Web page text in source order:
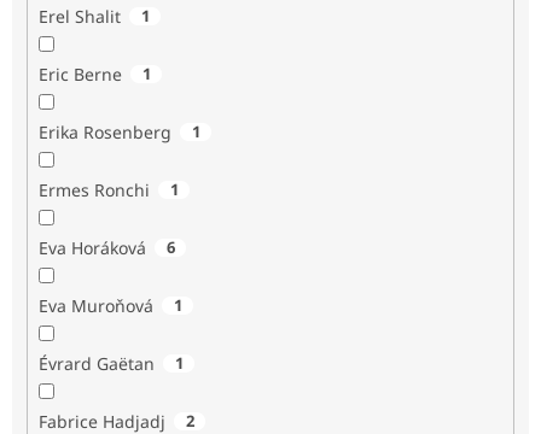
Erel Shalit 1
Eric Berne 1
Erika Rosenberg 1
Ermes Ronchi 1
Eva Horáková 6
Eva Muroňová 1
Évrard Gaëtan 1
Fabrice Hadjadj 2